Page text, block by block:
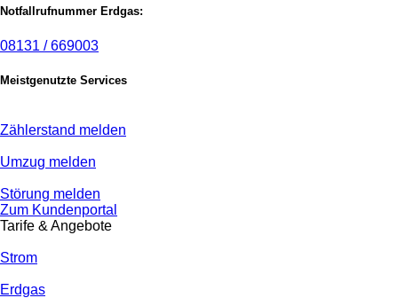
Notfallrufnummer Erdgas:
08131 / 669003
Meistgenutzte Services
Zählerstand melden
Umzug melden
Störung melden
Zum Kundenportal
Tarife & Angebote
Strom
Erdgas